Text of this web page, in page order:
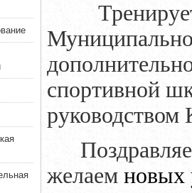
спортивной
желаем новых